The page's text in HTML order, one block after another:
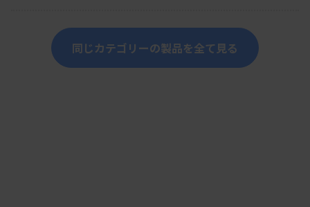
同じカテゴリーの製品を全て見る